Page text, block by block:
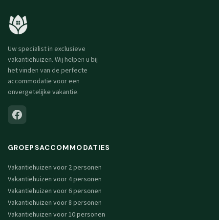
Uw specialist in exclusieve
vakantiehuizen. Wij helpen u bij
het vinden van de perfecte
accommodatie voor een
onvergetelijke vakantie.
GROEPSACCOMMODATIES
Vakantiehuizen voor 2 personen
Vakantiehuizen voor 4 personen
Vakantiehuizen voor 6 personen
Vakantiehuizen voor 8 personen
Vakantiehuizen voor 10 personen